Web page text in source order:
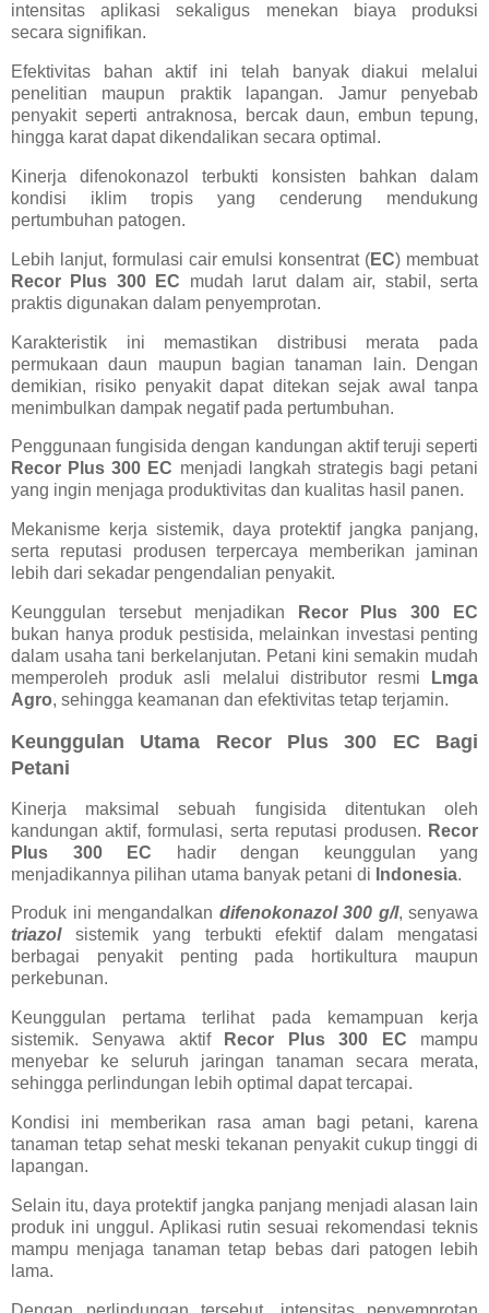
intensitas aplikasi sekaligus menekan biaya produksi
secara signifikan.
Efektivitas bahan aktif ini telah banyak diakui melalui
penelitian maupun praktik lapangan. Jamur penyebab
penyakit seperti antraknosa, bercak daun, embun tepung,
hingga karat dapat dikendalikan secara optimal.
Kinerja difenokonazol terbukti konsisten bahkan dalam
kondisi iklim tropis yang cenderung mendukung
pertumbuhan patogen.
Lebih lanjut, formulasi cair emulsi konsentrat (EC) membuat
Recor Plus 300 EC mudah larut dalam air, stabil, serta
praktis digunakan dalam penyemprotan.
Karakteristik ini memastikan distribusi merata pada
permukaan daun maupun bagian tanaman lain. Dengan
demikian, risiko penyakit dapat ditekan sejak awal tanpa
menimbulkan dampak negatif pada pertumbuhan.
Penggunaan fungisida dengan kandungan aktif teruji seperti
Recor Plus 300 EC menjadi langkah strategis bagi petani
yang ingin menjaga produktivitas dan kualitas hasil panen.
Mekanisme kerja sistemik, daya protektif jangka panjang,
serta reputasi produsen terpercaya memberikan jaminan
lebih dari sekadar pengendalian penyakit.
Keunggulan tersebut menjadikan
Recor Plus 300 EC
bukan hanya produk pestisida, melainkan investasi penting
dalam usaha tani berkelanjutan. Petani kini semakin mudah
memperoleh produk asli melalui distributor resmi Lmga
Agro, sehingga keamanan dan efektivitas tetap terjamin.
Keunggulan Utama Recor Plus 300 EC Bagi
Petani
Kinerja maksimal sebuah fungisida ditentukan oleh
kandungan aktif, formulasi, serta reputasi produsen. Recor
Plus 300 EC
hadir dengan keunggulan yang
menjadikannya pilihan utama banyak petani di Indonesia.
Produk ini mengandalkan difenokonazol 300 g/l, senyawa
triazolsistemik yang terbukti efektif dalam mengatasi
berbagai penyakit penting pada hortikultura maupun
perkebunan.
Keunggulan pertama terlihat pada kemampuan kerja
sistemik. Senyawa aktif
Recor Plus 300 EC mampu
menyebar ke seluruh jaringan tanaman secara merata,
sehingga perlindungan lebih optimal dapat tercapai.
Kondisi ini memberikan rasa aman bagi petani, karena
tanaman tetap sehat meski tekanan penyakit cukup tinggi di
lapangan.
Selain itu, daya protektif jangka panjang menjadi alasan lain
produk ini unggul. Aplikasi rutin sesuai rekomendasi teknis
mampu menjaga tanaman tetap bebas dari patogen lebih
lama.